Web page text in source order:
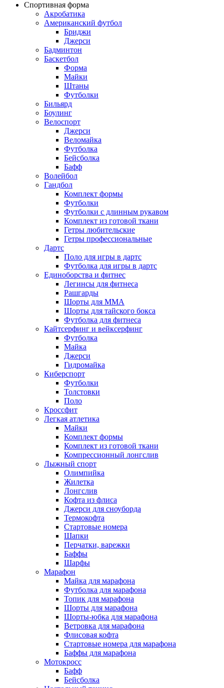
Спортивная форма
Акробатика
Американский футбол
Бриджи
Джерси
Бадминтон
Баскетбол
Форма
Майки
Штаны
Футболки
Бильярд
Боулинг
Велоспорт
Джерси
Веломайка
Футболка
Бейсболка
Бафф
Волейбол
Гандбол
Комплект формы
Футболки
Футболки с длинным рукавом
Комплект из готовой ткани
Гетры любительские
Гетры профессиональные
Дартс
Поло для игры в дартс
Футболка для игры в дартс
Единоборства и фитнес
Легинсы для фитнеса
Рашгарды
Шорты для MMA
Шорты для тайского бокса
Футболка для фитнеса
Кайтсерфинг и вейксерфинг
Футболка
Майка
Джерси
Гидромайка
Киберспорт
Футболки
Толстовки
Поло
Кроссфит
Легкая атлетика
Майки
Комплект формы
Комплект из готовой ткани
Компрессионный лонгслив
Лыжный спорт
Олимпийка
Жилетка
Лонгслив
Кофта из флиса
Джерси для сноуборда
Термокофта
Стартовые номера
Шапки
Перчатки, варежки
Баффы
Шарфы
Марафон
Майка для марафона
Футболка для марафона
Топик для марафона
Шорты для марафона
Шорты-юбка для марафона
Ветровка для марафона
Флисовая кофта
Стартовые номера для марафона
Баффы для марафона
Мотокросс
Бафф
Бейсболка